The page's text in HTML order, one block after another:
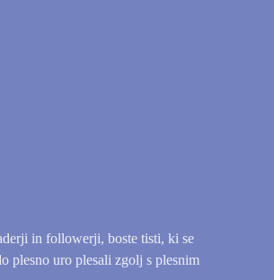
in followerji, boste tisti, ki se
plesno uro plesali zgolj s plesnim